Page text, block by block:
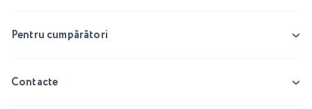
Pentru cumpărători
Contacte